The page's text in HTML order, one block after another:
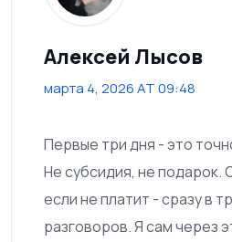
Алексей Лысов
марта 4, 2026 AT 09:48
Первые три дня - это
Не субсидия, не подарок.
если не платит - сразу в
разговоров. Я сам через